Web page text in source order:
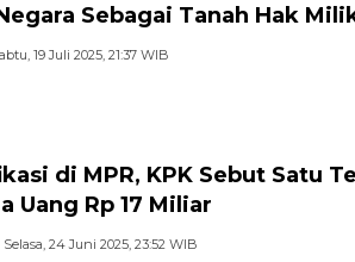
Sebagai Tanah Hak
19 Juli 2025, 21:37 WIB
di MPR, KPK Sebut Satu
Uang Rp 17 Miliar
Selasa, 24 Juni 2025, 23:52 WIB